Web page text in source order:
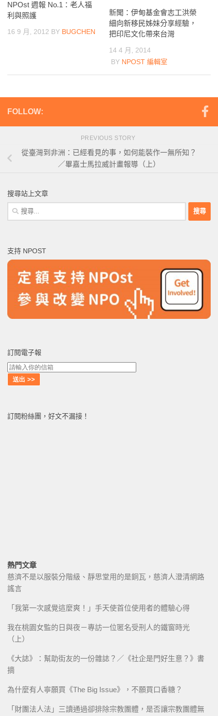
NPOst 週報 No.1：老人福
利與照護
16 9 月, 2012 BY BUGCHEN
新聞：伊甸基金會志工洪榮
細向新移民姊妹分享經驗，
把印尼文化帶來台灣
14 4 月, 2014
BY NPOST 編輯室
FOLLOW:
PREVIOUS STORY
從臺灣到非洲：已經看見的事，如何能裝作一無所知？
／畢嘉士馬拉威計畫報導（上）
搜尋站上文章
搜
尋
字:
支持 NPOST
訂閱電子報
訂閱粉絲團，好文不漏接！
熱門文章
慈濟不是以服裝分階級、靜思堂用的是銅瓦，慈濟人澄清網路
謠言
「我第一次感覺這麼爽！」手天使首位使用者的體驗心得
我在桃園女監的日與夜－專訪一位匿名受刑人的鐵窗時光
（上）
《大誌》：幫助街友的一份雜誌？／《社企是門好生意？》書
摘
為什麼有人寧願買《The Big Issue》，不願買口香糖？
「財團法人法」三讀通過卻排除宗教團體，是否讓宗教團體無